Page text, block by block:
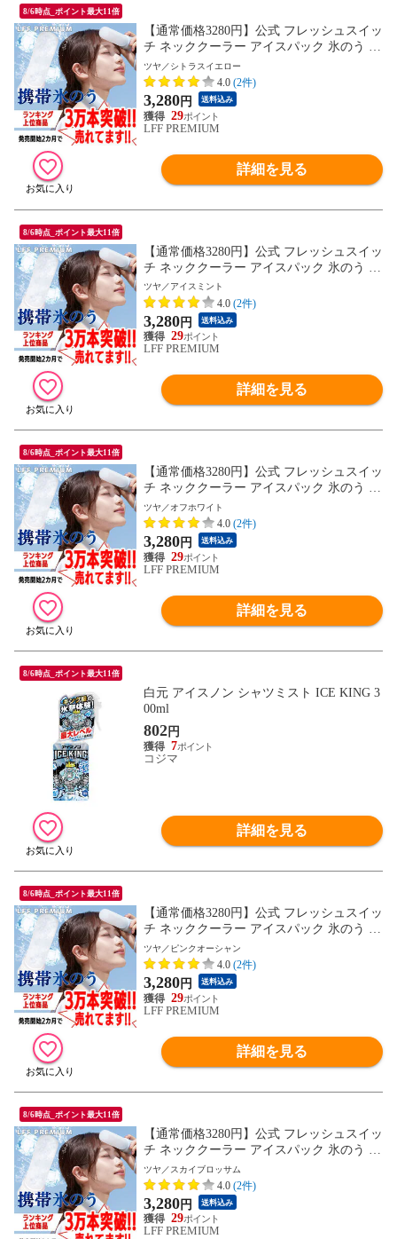
8/6時点_ポイント最大11倍
【通常価格3280円】公式 フレッシュスイッ
チ ネッククーラー アイスパック 氷のう 携
帯氷のう 熱中症 首 冷やす 通学 通勤 暑さ
対策 グッズ 魔法瓶ホルダー 保冷 アイスバ
ッグ 氷嚢 結露しない 冷却 冷却グッズ ひ
んやり ゴルフ スポーツ 氷 長持ち
ツヤ／シトラスイエロー
4.0 (2件)
3,280円 送料込み
29
LFF PREMIUM
詳細を見る
8/6時点_ポイント最大11倍
【通常価格3280円】公式 フレッシュスイッ
チ ネッククーラー アイスパック 氷のう 携
帯氷のう 熱中症 首 冷やす 通学 通勤 暑さ
対策 グッズ 魔法瓶ホルダー 保冷 アイスバ
ッグ 氷嚢 結露しない 冷却 冷却グッズ ひ
んやり ゴルフ スポーツ 氷 長持ち
ツヤ／アイスミント
4.0 (2件)
3,280円 送料込み
29
LFF PREMIUM
詳細を見る
8/6時点_ポイント最大11倍
【通常価格3280円】公式 フレッシュスイッ
チ ネッククーラー アイスパック 氷のう 携
帯氷のう 熱中症 首 冷やす 通学 通勤 暑さ
対策 グッズ 魔法瓶ホルダー 保冷 アイスバ
ッグ 氷嚢 結露しない 冷却 冷却グッズ ひ
んやり ゴルフ スポーツ 氷 長持ち
ツヤ／オフホワイト
4.0 (2件)
3,280円 送料込み
29
LFF PREMIUM
詳細を見る
8/6時点_ポイント最大11倍
白元 アイスノン シャツミスト ICE KING 3
00ml
802円
7
コジマ
詳細を見る
8/6時点_ポイント最大11倍
【通常価格3280円】公式 フレッシュスイッ
チ ネッククーラー アイスパック 氷のう 携
帯氷のう 熱中症 首 冷やす 通学 通勤 暑さ
対策 グッズ 魔法瓶ホルダー 保冷 アイスバ
ッグ 氷嚢 結露しない 冷却 冷却グッズ ひ
んやり ゴルフ スポーツ 氷 長持ち
ツヤ／ピンクオーシャン
4.0 (2件)
3,280円 送料込み
29
LFF PREMIUM
詳細を見る
8/6時点_ポイント最大11倍
【通常価格3280円】公式 フレッシュスイッ
チ ネッククーラー アイスパック 氷のう 携
帯氷のう 熱中症 首 冷やす 通学 通勤 暑さ
対策 グッズ 魔法瓶ホルダー 保冷 アイスバ
ッグ 氷嚢 結露しない 冷却 冷却グッズ ひ
んやり ゴルフ スポーツ 氷 長持ち
ツヤ／スカイブロッサム
4.0 (2件)
3,280円 送料込み
29
LFF PREMIUM